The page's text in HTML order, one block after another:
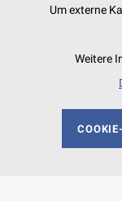
Um externe
Weitere